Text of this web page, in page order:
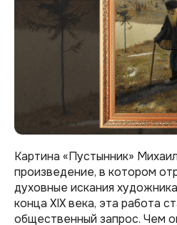
Картина «Пустынник»
произведение, в котором
духовные искания
конца XIX века, эта работа
общественный запрос. Чем